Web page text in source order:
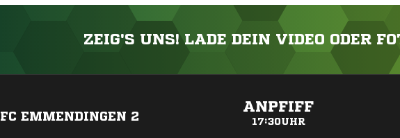
ZEIG'S UNS! LADE DEIN VIDEO ODER
FC EMMENDINGEN 2
ANPFIFF
17:30UHR